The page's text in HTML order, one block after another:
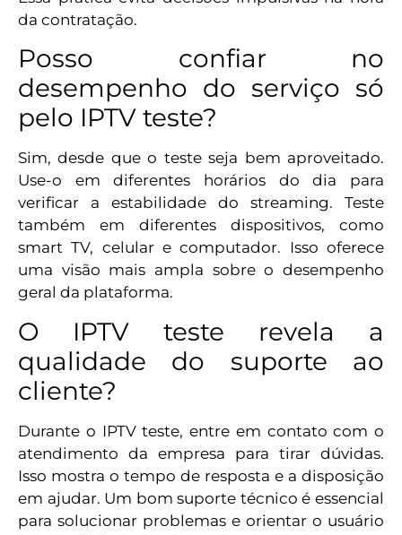
da contratação.
Posso confiar no
desempenho do serviço só
pelo IPTV teste?
Sim, desde que o teste seja bem aproveitado.
Use-o em diferentes horários do dia para
verificar a estabilidade do streaming. Teste
também em diferentes dispositivos, como
smart TV, celular e computador. Isso oferece
uma visão mais ampla sobre o desempenho
geral da plataforma.
O IPTV teste revela a
qualidade do suporte ao
cliente?
Durante o IPTV teste, entre em contato com o
atendimento da empresa para tirar dúvidas.
Isso mostra o tempo de resposta e a disposição
em ajudar. Um bom suporte técnico é essencial
para solucionar problemas e orientar o usuário